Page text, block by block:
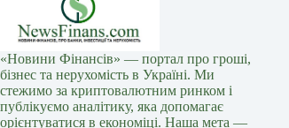
«Новини Фінансів» — портал про гроші,
бізнес та нерухомість в Україні. Ми
стежимо за криптовалютним ринком і
публікуємо аналітику, яка допомагає
орієнтуватися в економіці. Наша мета —